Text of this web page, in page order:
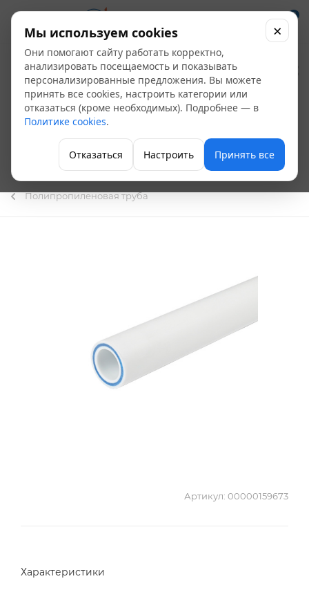
0
Труба ПП
армированная
стекловолокном РN
25 Д 20 L=4м (РВК/
РТП)
Полипропиленовая труба
Артикул: 00000159673
Характеристики
Мы используем cookies
Они помогают сайту работать корректно,
анализировать посещаемость и показывать
персонализированные предложения. Вы можете
принять все cookies, настроить категории или
отказаться (кроме необходимых). Подробнее — в
Политике cookies.
Отказаться Настроить Принять все
×